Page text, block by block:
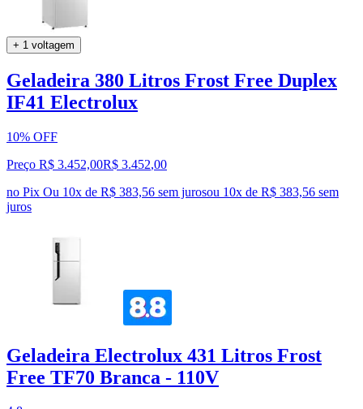
+ 1 voltagem
Geladeira 380 Litros Frost Free Duplex
IF41 Electrolux
10% OFF
Preço R$ 3.452,00R$ 3.452,00
no Pix Ou 10x de R$ 383,56 sem jurosou 10x de R$ 383,56 sem
juros
Geladeira Electrolux 431 Litros Frost
Free TF70 Branca - 110V